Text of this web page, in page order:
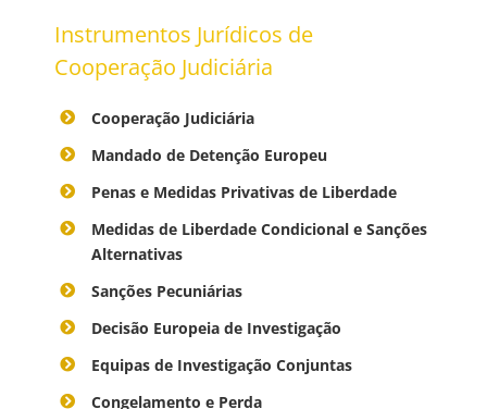
Instrumentos Jurídicos de
Cooperação Judiciária
Cooperação Judiciária
Mandado de Detenção Europeu
Penas e Medidas Privativas de Liberdade
Medidas de Liberdade Condicional e Sanções
Alternativas
Sanções Pecuniárias
Decisão Europeia de Investigação
Equipas de Investigação Conjuntas
Congelamento e Perda